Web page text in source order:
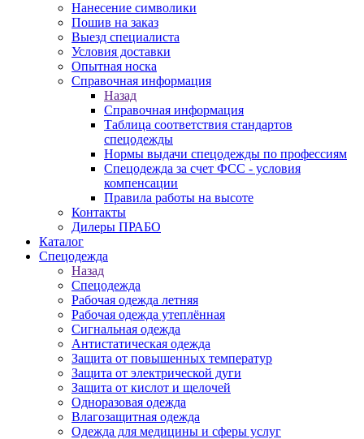
Нанесение символики
Пошив на заказ
Выезд специалиста
Условия доставки
Опытная носка
Справочная информация
Назад
Справочная информация
Таблица соответствия стандартов
спецодежды
Нормы выдачи спецодежды по профессиям
Спецодежда за счет ФСС - условия
компенсации
Правила работы на высоте
Контакты
Дилеры ПРАБО
Каталог
Спецодежда
Назад
Спецодежда
Рабочая одежда летняя
Рабочая одежда утеплённая
Сигнальная одежда
Антистатическая одежда
Защита от повышенных температур
Защита от электрической дуги
Защита от кислот и щелочей
Одноразовая одежда
Влагозащитная одежда
Одежда для медицины и сферы услуг